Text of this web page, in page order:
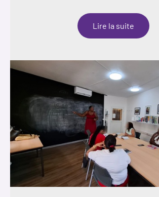
Lire la suite
yneco